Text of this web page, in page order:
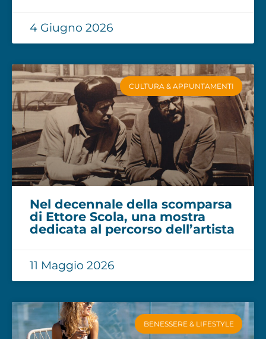
4 Giugno 2026
CULTURA & APPUNTAMENTI
Nel decennale della scomparsa
di Ettore Scola, una mostra
dedicata al percorso dell’artista
11 Maggio 2026
BENESSERE & LIFESTYLE